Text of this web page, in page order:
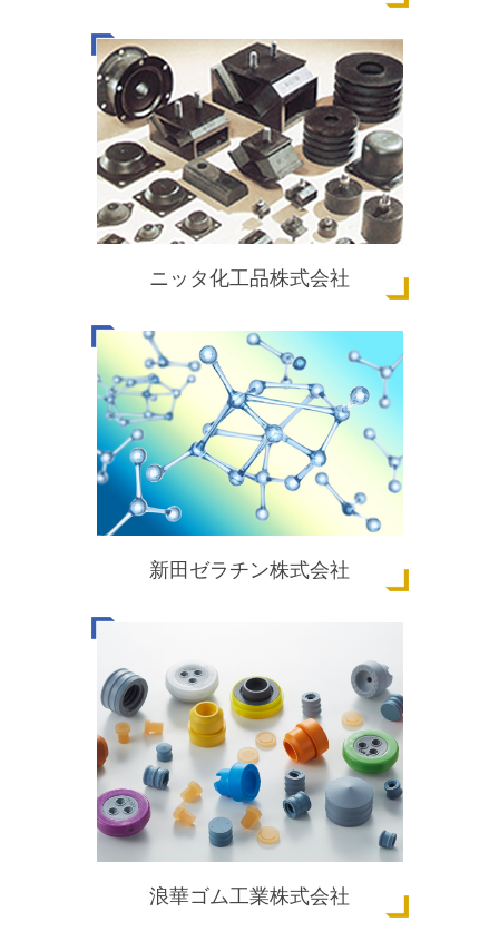
ニッタ化工品株式会社
新田ゼラチン株式会社
浪華ゴム工業株式会社